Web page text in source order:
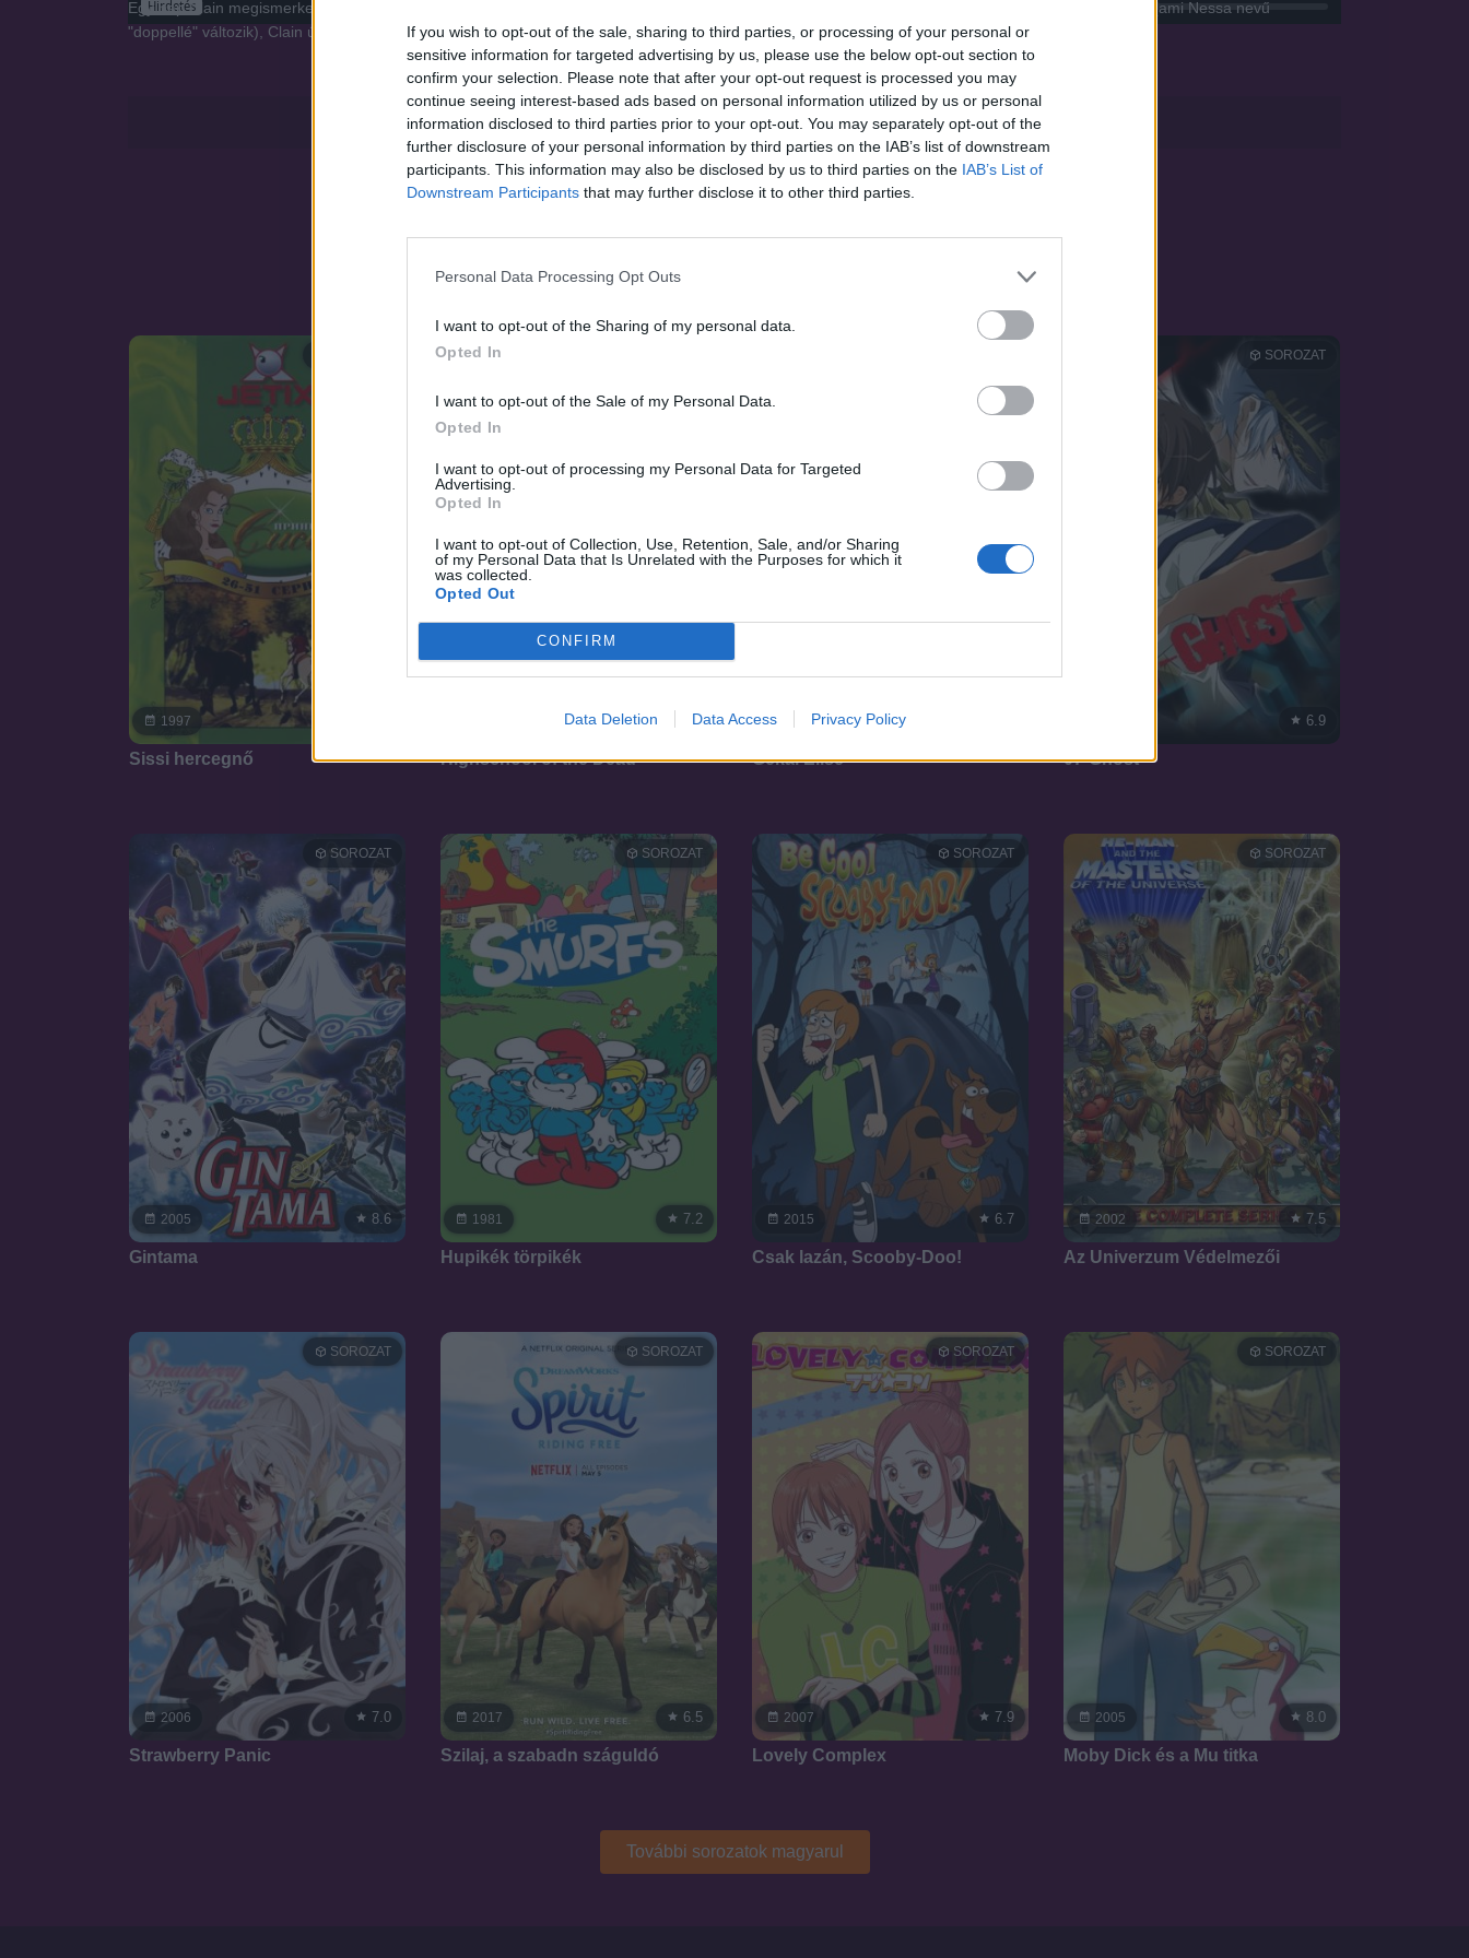
If you wish to opt-out of the sale, sharing to third parties, or processing of your personal or
sensitive information for targeted advertising by us, please use the below opt-out section to
confirm your selection. Please note that after your opt-out request is processed you may
continue seeing interest-based ads based on personal information utilized by us or personal
information disclosed to third parties prior to your opt-out. You may separately opt-out of the
further disclosure of your personal information by third parties on the IAB’s list of downstream
participants. This information may also be disclosed by us to third parties on the IAB’s List of
Downstream Participants that may further disclose it to other third parties.
Personal Data Processing Opt Outs
I want to opt-out of the Sharing of my personal data.
Opted In
I want to opt-out of the Sale of my Personal Data.
Opted In
I want to opt-out of processing my Personal Data for Targeted
Advertising.
Opted In
I want to opt-out of Collection, Use, Retention, Sale, and/or Sharing
of my Personal Data that Is Unrelated with the Purposes for which it
was collected.
Opted Out
CONFIRM
Data Deletion Data Access Privacy Policy
Hirdetés
Egy nap Clain megismerkedik egy menekülő lánnyal, Phryne-nel, aki az éjszaka folyamán eltűnik egy medál mellett. Amikor képes aktiválni a medált (ami Nessa nevű
"doppellé" változik), Clain útnak indul a lány alakú Nessa avatárral, hogy Phryne után kutasson, és felfedezze a Fractale rendszer mögött rejlő titkot.
Tetszett a sorozat? Oszd meg: WhatsApp
Viber
Hasonló sorozatok
1997
Sissi hercegnő
7.1
Highschool of the Dead
2024
Gekai Elise
SOROZAT
6.9
07-Ghost
2005
SOROZAT
8.6
Gintama
1981
SOROZAT
7.2
Hupikék törpikék
2015
SOROZAT
6.7
Csak lazán, Scooby-Doo!
2002
SOROZAT
7.5
Az Univerzum Védelmezői
2006
SOROZAT
7.0
Strawberry Panic
2017
SOROZAT
6.5
Szilaj, a szabadn száguldó
2007
SOROZAT
7.9
Lovely Complex
2005
SOROZAT
8.0
Moby Dick és a Mu titka
További sorozatok magyarul